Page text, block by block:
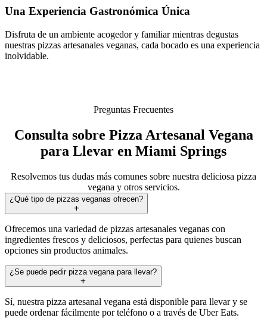
Una Experiencia Gastronómica Única
Disfruta de un ambiente acogedor y familiar mientras degustas
nuestras pizzas artesanales veganas, cada bocado es una experiencia
inolvidable.
Preguntas Frecuentes
Consulta sobre Pizza Artesanal Vegana
para Llevar en Miami Springs
Resolvemos tus dudas más comunes sobre nuestra deliciosa pizza
vegana y otros servicios.
¿Qué tipo de pizzas veganas ofrecen?
Ofrecemos una variedad de pizzas artesanales veganas con
ingredientes frescos y deliciosos, perfectas para quienes buscan
opciones sin productos animales.
¿Se puede pedir pizza vegana para llevar?
Sí, nuestra pizza artesanal vegana está disponible para llevar y se
puede ordenar fácilmente por teléfono o a través de Uber Eats.